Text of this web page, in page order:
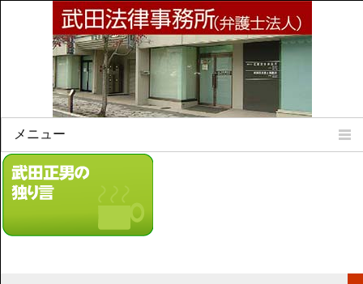
メニュー
Home
所属弁護士
法律相談案内